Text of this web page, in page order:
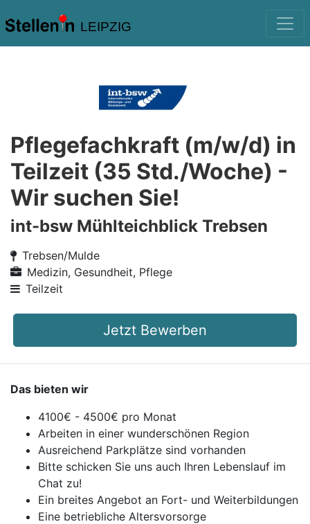
LEIPZIG
Pflegefachkraft (m/w/d) in
Teilzeit (35 Std./Woche) -
Wir suchen Sie!
int-bsw Mühlteichblick Trebsen
Trebsen/Mulde
Medizin, Gesundheit, Pflege
Teilzeit
Jetzt Bewerben
Das bieten wir
4100€ - 4500€ pro Monat
Arbeiten in einer wunderschönen Region
Ausreichend Parkplätze sind vorhanden
Bitte schicken Sie uns auch Ihren Lebenslauf im
Chat zu!
Ein breites Angebot an Fort- und Weiterbildungen
Eine betriebliche Altersvorsorge